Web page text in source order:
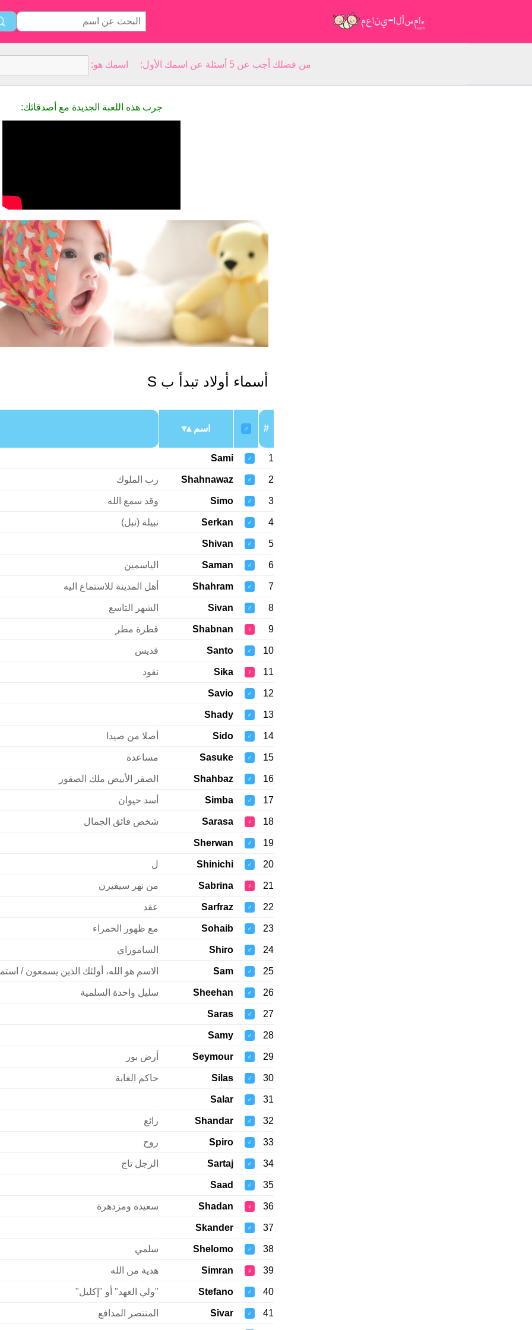
من فضلك أجب عن 5 أسئلة عن اسمك الأول: اسمك هو:
جرب هذه اللعبة الجديدة مع أصدقائك:
أسماء أولاد تبدأ ب S
#
♂ اسم
1
♂
Sami
2
♂
Shahnawaz رب الملوك
3
♂
Simo وقد سمع الله
4
♂
Serkan نبيلة (نبل)
5
♂
Shivan
6
♂
Saman الياسمين
7
♂
Shahram أهل المدينة للاستماع اليه
8
♂
Sivan الشهر التاسع
9
♀
Shabnan قطرة مطر
10
♂
Santo قديس
11
♀
Sika نقود
12
♂
Savio
13
♂
Shady
14
♂
Sido أصلا من صيدا
15
♂
Sasuke مساعدة
16
♂
Shahbaz الصقر الأبيض ملك الصقور
17
♂
Simba أسد حيوان
18
♀
Sarasa شخص فائق الجمال
19
♂
Sherwan
20
♂
Shinichi ل
21
♀
Sabrina من نهر سيفيرن
22
♂
Sarfraz عقد
23
♂
Sohaib مع ظهور الحمراء
24
♂
Shiro الساموراي
25
♂
Sam الاسم هو الله، أولئك الذين يسمعون /
26
♂
Sheehan سليل واحدة السلمية
27
♂
Saras
28
♂
Samy
29
♂
Seymour أرض بور
30
♂
Silas حاكم الغابة
31
♂
Salar
32
♂
Shandar رائع
33
♂
Spiro روح
34
♂
Sartaj الرجل تاج
35
♂
Saad
36
♀
Shadan سعيدة ومزدهرة
37
♂
Skander
38
♂
Shelomo سلمي
39
♀
Simran هدية من الله
40
♂
Stefano "ولي العهد" أو "إكليل"
41
♂
Sivar المنتصر المدافع